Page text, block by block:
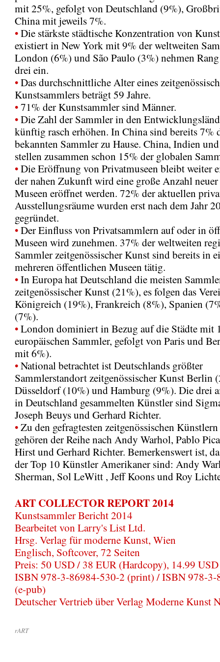
mit 25%, gefolgt von Deutschland (9%),
China mit jeweils 7%.
•Die stärkste städtische Konzentration von
existiert in New York mit 9% der weltweiten
London (6%) und São Paulo (3%) nehmen
drei ein.
•Das durchschnittliche Alter eines
Kunstsammlers beträgt 59 Jahre.
•71% der Kunstsammler sind Männer.
•Die Zahl der Sammler in den
künftig rasch erhöhen. In China sind bereits 7%
bekannten Sammler zu Hause. China, Indien
stellen zusammen schon 15% der globalen
•Die Eröffnung von Privatmuseen bleibt weiter
der nahen Zukunft wird eine große Anzahl
Museen eröffnet werden. 72% der aktuellen
Ausstellungsräume wurden erst nach dem Jahr
gegründet.
•Der Einfluss von Privatsammlern auf oder in
Museen wird zunehmen. 37% der weltweiten
Sammler zeitgenössischer Kunst sind bereits in
mehreren öffentlichen Museen tätig.
•In Europa hat Deutschland die meisten
zeitgenössischer Kunst (21%), es folgen das
Königreich (19%), Frankreich (8%), Spanien
(7%).
•London dominiert in Bezug auf die Städte mit
europäischen Sammler, gefolgt von Paris und
mit 6%).
•National betrachtet ist Deutschlands größter
Sammlerstandort zeitgenössischer Kunst Berlin
Düsseldorf (10%) und Hamburg (9%). Die drei
in Deutschland gesammelten Künstler sind
Joseph Beuys und Gerhard Richter.
•Zu den gefragtesten zeitgenössischen
gehören der Reihe nach Andy Warhol, Pablo
Hirst und Gerhard Richter. Bemerkenswert ist,
der Top 10 Künstler Amerikaner sind: Andy
Sherman, Sol LeWitt , Jeff Koons und Roy
ART COLLECTOR REPORT 2014
Kunstsammler Bericht 2014
Bearbeitet von Larry's List Ltd.
Hrsg. Verlag für moderne Kunst, Wien
Englisch, Softcover, 72 Seiten
Preis: 50 USD / 38 EUR (Hardcopy), 14.99
ISBN 978-3-86984-530-2 (print) / ISBN 978-3-
(e-pub)
Deutscher Vertrieb über Verlag Moderne Kunst
rART